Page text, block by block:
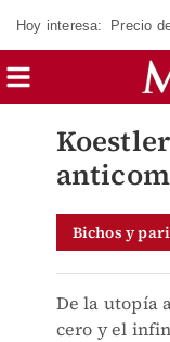
Hoy interesa: Precio
Bichos y
De la utopía
cero y el